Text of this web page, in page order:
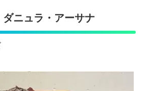
ダニュラ・アーサナ